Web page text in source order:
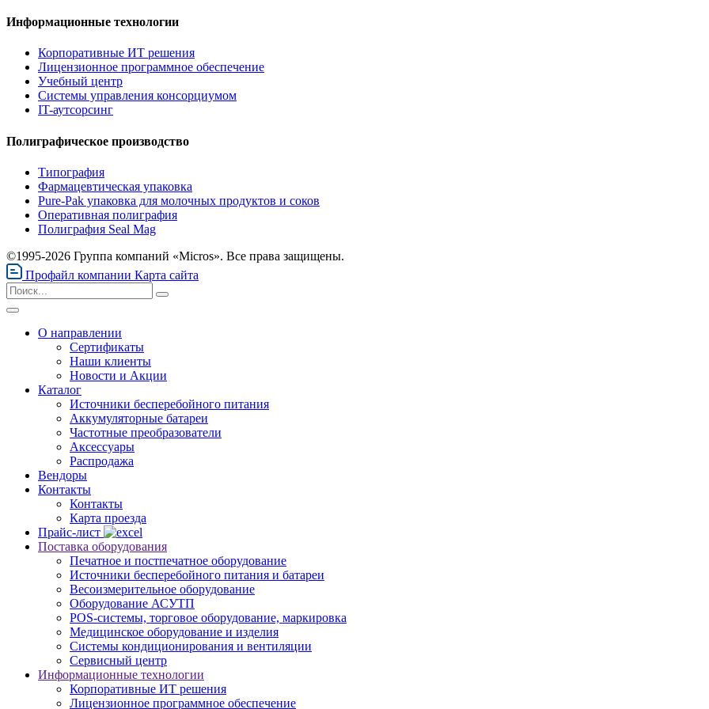
Информационные технологии
Корпоративные ИТ решения
Лицензионное программное обеспечение
Учебный центр
Системы управления консорциумом
IT-аутсорсинг
Полиграфическое производство
Типография
Фармацевтическая упаковка
Pure-Pak упаковка для молочных продуктов и соков
Оперативная полиграфия
Полиграфия Seal Mag
©1995-2026 Группа компаний «Micros». Все права защищены.
Профайл компании Карта сайта
О направлении
Сертификаты
Наши клиенты
Новости и Акции
Каталог
Источники бесперебойного питания
Аккумуляторные батареи
Частотные преобразователи
Аксессуары
Распродажа
Вендоры
Контакты
Контакты
Карта проезда
Прайс-лист
Поставка оборудования
Печатное и постпечатное оборудование
Источники бесперебойного питания и батареи
Весоизмерительное оборудование
Оборудование АСУТП
POS-системы, торговое оборудование, маркировка
Медицинское оборудование и изделия
Системы кондиционирования и вентиляции
Сервисный центр
Информационные технологии
Корпоративные ИТ решения
Лицензионное программное обеспечение